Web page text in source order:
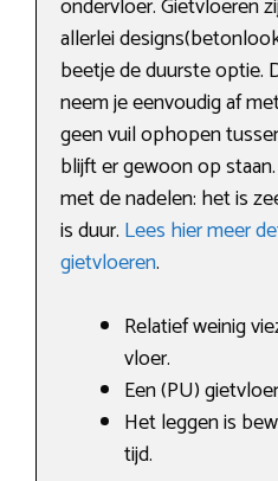
ondervloer. Gietvloeren
allerlei
beetje de duurste optie.
neem je eenvoudig af
geen vuil ophopen
blijft er gewoon op
met de nadelen: het is
is duur. Lees hier meer
gietvloeren.
Relatief weinig
vloer.
Een (PU)
Het leggen is
tijd.